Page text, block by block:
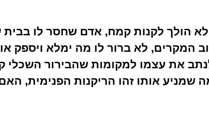
הולך לקנות קמח, אדם שחסר לו
המקרים, לא ברור לו מה ימלא ויספק
את עצמו למקומות שהבירור השכלי
שמניע אותו זהו הריקנות הפנימית,